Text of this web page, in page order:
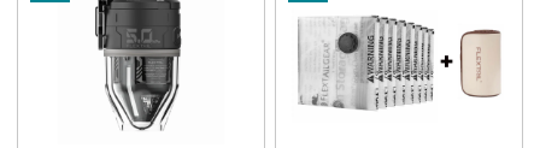
lůžkovin o 70 až 90 %.
Ochrání skladované věci
před prachem, vlhkostí, moly
nebo plísní ať už je
skladujete kdekoli. V balení
4 ks. vybrané velikosti.